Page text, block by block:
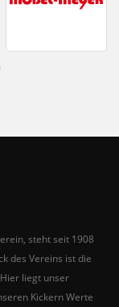
steht seit 1908
des Vereins ist die
liegt unser
Kickern Werte